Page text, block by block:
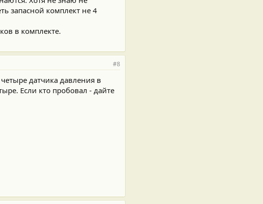
запасной комплект не 4
в комплекте.
#8
датчика давления в
Если кто пробовал - дайте